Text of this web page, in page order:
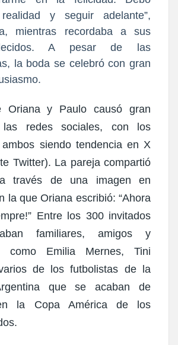
y seguir adelante”,
mientras recordaba a sus
A pesar de las
la boda se celebró con gran
Oriana y Paulo causó gran
redes sociales, con los
siendo tendencia en X
Twitter). La pareja compartió
través de una imagen en
la que Oriana escribió: “Ahora
Entre los 300 invitados
familiares, amigos y
como Emilia Mernes, Tini
de los futbolistas de la
que se acaban de
la Copa América de los